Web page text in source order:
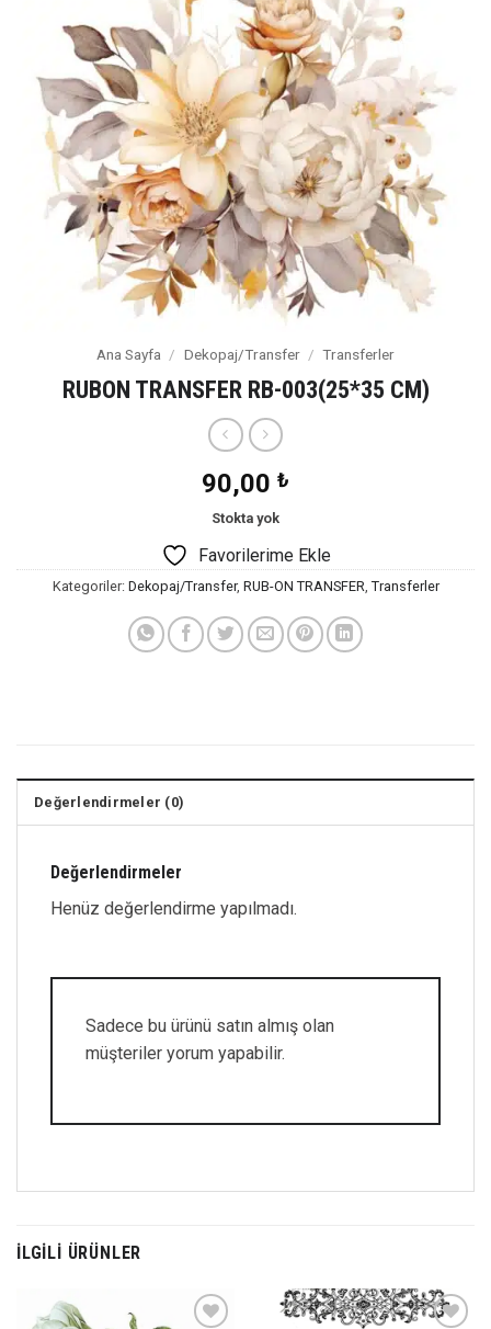
Ana Sayfa / Dekopaj/Transfer / Transferler
RUBON TRANSFER RB-003(25*35 CM)
90,00 ₺
Stokta yok
Favorilerime Ekle
Kategoriler: Dekopaj/Transfer, RUB-ON TRANSFER Transferler
Değerlendirmeler (0)
Değerlendirmeler
Henüz değerlendirme yapılmadı.
Sadece bu ürünü satın almış olan
müşteriler yorum yapabilir.
İLGILI ÜRÜNLER